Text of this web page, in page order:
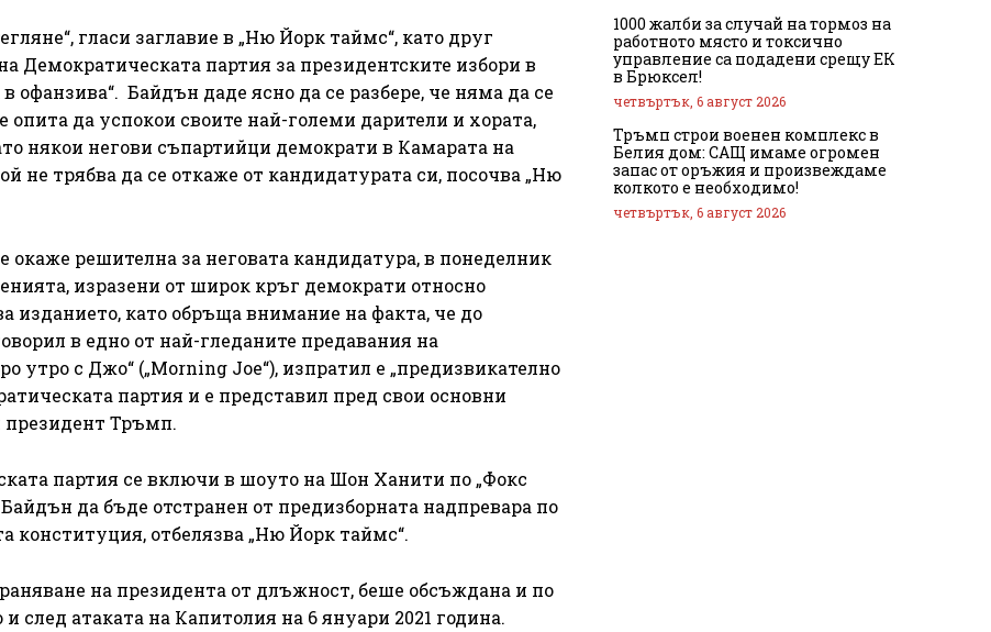
гласи заглавие в „Ню Йорк таймс“, като друг
Демократическата партия за президентските избори в
Байдън даде ясно да се разбере, че няма да се
опита да успокои своите най-големи дарители и хората,
някои негови съпартийци демократи в Камарата на
не трябва да се откаже от кандидатурата си, посочва „Ню
решителна за неговата кандидатура, в понеделник
изразени от широк кръг демократи относно
изданието, като обръща внимание на факта, че до
в едно от най-гледаните предавания на
утро с Джо“ („Morning Joe“), изпратил е „предизвикателно
партия и е представил пред свои основни
президент Тръмп.
партия се включи в шоуто на Шон Ханити по „Фокс
да бъде отстранен от предизборната надпревара по
конституция, отбелязва „Ню Йорк таймс“.
на президента от длъжност, беше обсъждана и по
атаката на Капитолия на 6 януари 2021 година.
1000 жалби за случай на тормоз на
работното място и токсично
управление са подадени срещу ЕК
в Брюксел!
четвъртък, 6 август 2026
Тръмп строи военен комплекс в
Белия дом: САЩ имаме огромен
запас от оръжия и произвеждаме
колкото е необходимо!
четвъртък, 6 август 2026